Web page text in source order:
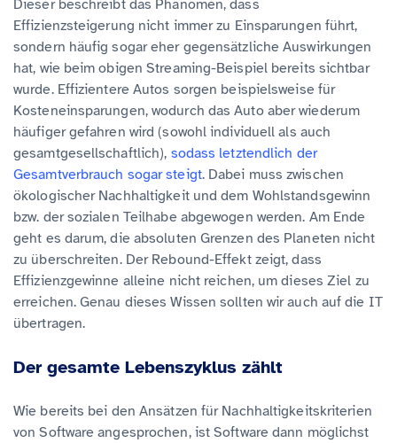
Dieser beschreibt das Phänomen, dass
Effizienzsteigerung nicht immer zu Einsparungen führt,
sondern häufig sogar eher gegensätzliche Auswirkungen
hat, wie beim obigen Streaming-Beispiel bereits sichtbar
wurde. Effizientere Autos sorgen beispielsweise für
Kosteneinsparungen, wodurch das Auto aber wiederum
häufiger gefahren wird (sowohl individuell als auch
gesamtgesellschaftlich), sodass letztendlich der
Gesamtverbrauch sogar steigt. Dabei muss zwischen
ökologischer Nachhaltigkeit und dem Wohlstandsgewinn
bzw. der sozialen Teilhabe abgewogen werden. Am Ende
geht es darum, die absoluten Grenzen des Planeten nicht
zu überschreiten. Der Rebound-Effekt zeigt, dass
Effizienzgewinne alleine nicht reichen, um dieses Ziel zu
erreichen. Genau dieses Wissen sollten wir auch auf die IT
übertragen.
Der gesamte Lebenszyklus zählt
Wie bereits bei den Ansätzen für Nachhaltigkeitskriterien
von Software angesprochen, ist Software dann möglichst